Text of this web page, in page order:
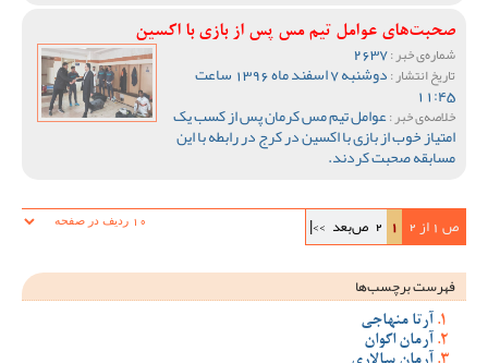
صحبت‌های عوامل تیم مس پس از بازی با اکسین
شماره‌ی خبر :
تاریخ انتشار : دوشنبه 7 اسفند ماه 1396 ساعت
11:45
خلاصه‌ی خبر :عوامل تیم مس کرمان پس از کسب یک
امتیاز خوب از بازی با اکسین در کرج در رابطه با این
مسابقه صحبت کردند.
ص 1 از 2 1
2 ص‌بعد >>|
فهرست برچسب‌ها
آرتا منهاجی
آرمان اکوان